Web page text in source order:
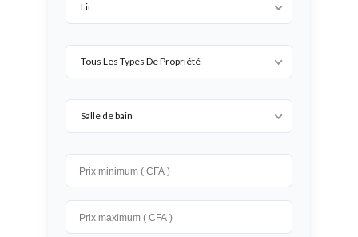
Lit
Tous Les Types De Propriété
Salle de bain